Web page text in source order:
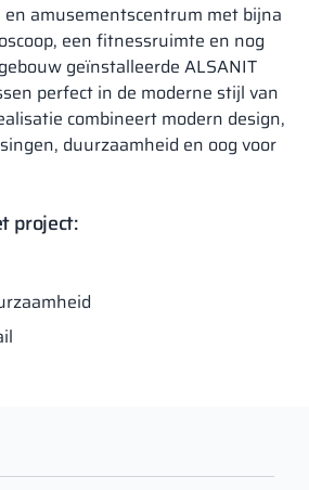
amusementscentrum met bijna
een fitnessruimte en nog
geïnstalleerde ALSANIT
perfect in de moderne stijl van
combineert modern design,
duurzaamheid en oog voor
project: